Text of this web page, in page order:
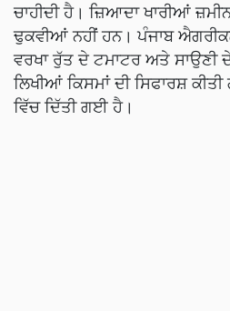
ਚਾਹੀਦੀ ਹੈ। ਜ਼ਿਆਦਾ ਖਾਰੀਆਂ
ਢੁਕਵੀਆਂ ਨਹੀਂ ਹਨ। ਪੰਜਾਬ
ਵਰਖਾ ਰੁੱਤ ਦੇ ਟਮਾਟਰ ਅਤੇ
ਲਿਖੀਆਂ ਕਿਸਮਾਂ ਦੀ ਸਿਫਾਰਸ਼
ਵਿੱਚ ਦਿੱਤੀ ਗਈ ਹੈ।